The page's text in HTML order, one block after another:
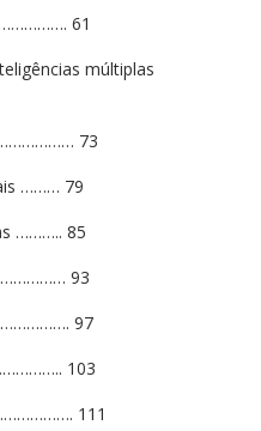
61
múltiplas
73
……… 79
……….. 85
93
97
103
111